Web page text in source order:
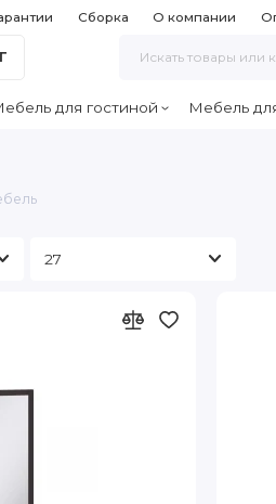
Сборка О компании
для гостиной Мебель